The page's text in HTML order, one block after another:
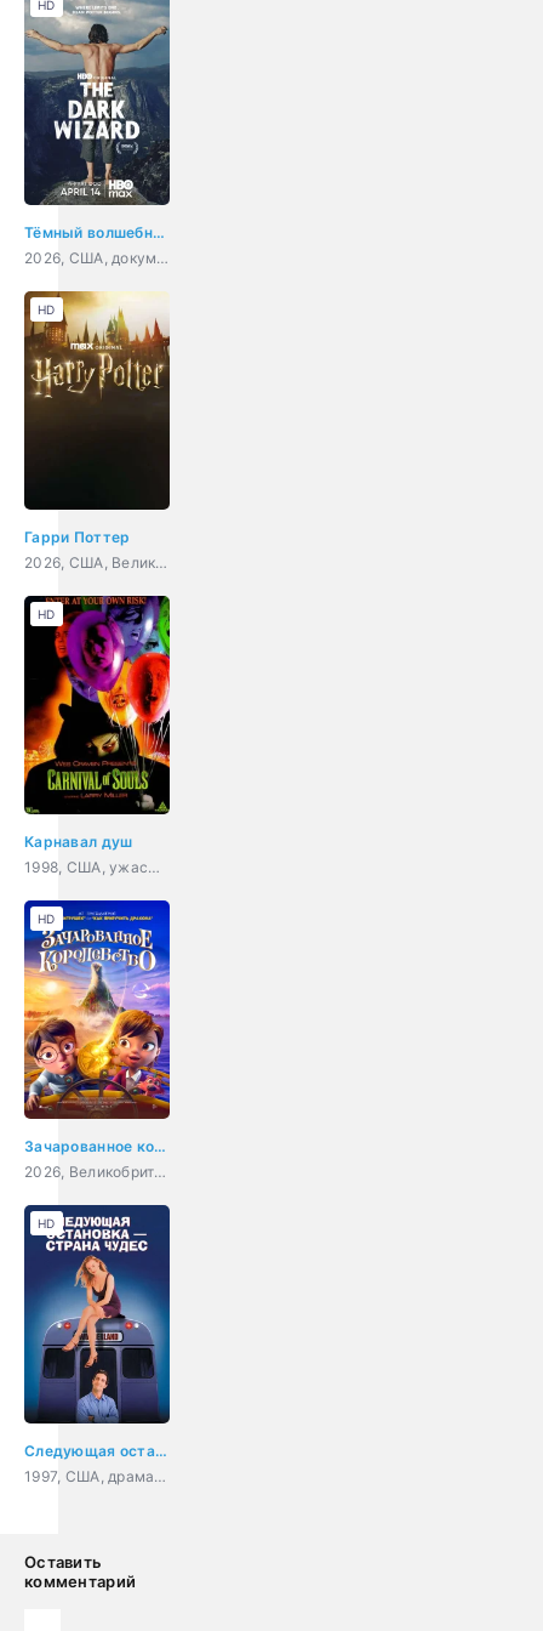
Тёмный волшебник
2026, США, документальный, биография
HD
Гарри Поттер
2026, США, Великобритания, фэнтези, приключения, драма
HD
Карнавал душ
1998, США, ужасы, драма, детектив
HD
Зачарованное королевство
2026, Великобритания, США, Индия, мультфильм, фэнтези, семейный
HD
Следующая остановка - страна чудес
1997, США, драма, мелодрама, комедия
HD
Оставить
комментарий